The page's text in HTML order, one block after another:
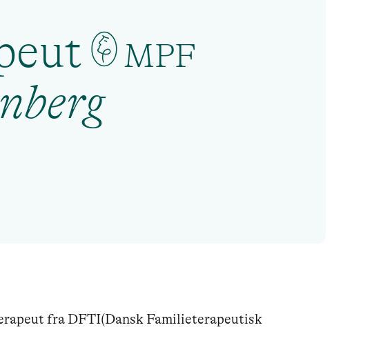
MPF
fra DFTI(Dansk Familieterapeutisk